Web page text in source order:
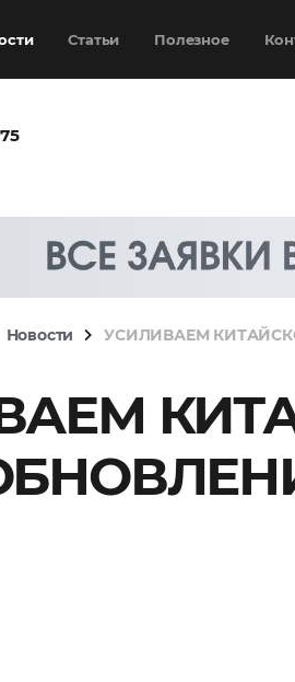
Статьи Полезное
Новости УСИЛИВАЕМ